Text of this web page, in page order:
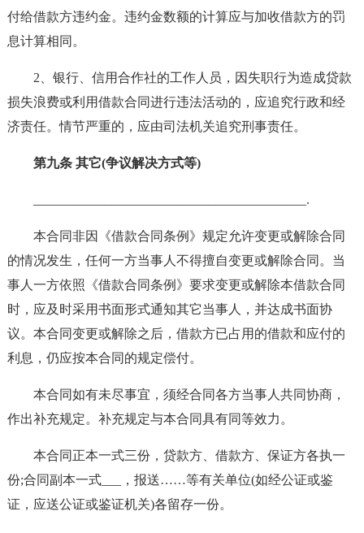
付给借款方违约金。违约金数额的计算应与加收借款方的罚
息计算相同。
2、银行、信用合作社的工作人员，因失职行为造成贷款
损失浪费或利用借款合同进行违法活动的，应追究行政和经
济责任。情节严重的，应由司法机关追究刑事责任。
第九条 其它(争议解决方式等)
__________________________________________.
本合同非因《借款合同条例》规定允许变更或解除合同
的情况发生，任何一方当事人不得擅自变更或解除合同。当
事人一方依照《借款合同条例》要求变更或解除本借款合同
时，应及时采用书面形式通知其它当事人，并达成书面协
议。本合同变更或解除之后，借款方已占用的借款和应付的
利息，仍应按本合同的规定偿付。
本合同如有未尽事宜，须经合同各方当事人共同协商，
作出补充规定。补充规定与本合同具有同等效力。
本合同正本一式三份，贷款方、借款方、保证方各执一
份;合同副本一式___，报送……等有关单位(如经公证或鉴
证，应送公证或鉴证机关)各留存一份。